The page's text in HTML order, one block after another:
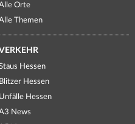
Orte
Themen
Hessen
Blitzer Hessen
Unfälle Hessen
News